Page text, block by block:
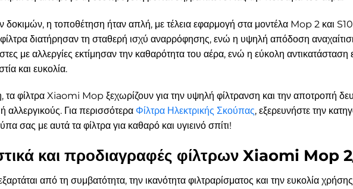
δοκιμών, η τοποθέτηση ήταν απλή, με τέλεια εφαρμογή στα μοντέλα Mop 2 και
φίλτρα διατήρησαν τη σταθερή ισχύ αναρρόφησης, ενώ η υψηλή απόδοση
με αλλεργίες εκτίμησαν την καθαρότητα του αέρα, ενώ η εύκολη
και ευκολία.
τα φίλτρα Xiaomi Mop ξεχωρίζουν για την υψηλή φίλτρανση και την αποτροπή
ή αλλεργικούς. Για περισσότερα Φίλτρα Ηλεκτρικής Σκούπας, εξερευνήστε την
σας με αυτά τα φίλτρα για καθαρό και υγιεινό σπίτι!
και προδιαγραφές φίλτρων Xiaomi Mop
από τη συμβατότητα, την ικανότητα φιλτραρίσματος και την ευκολία